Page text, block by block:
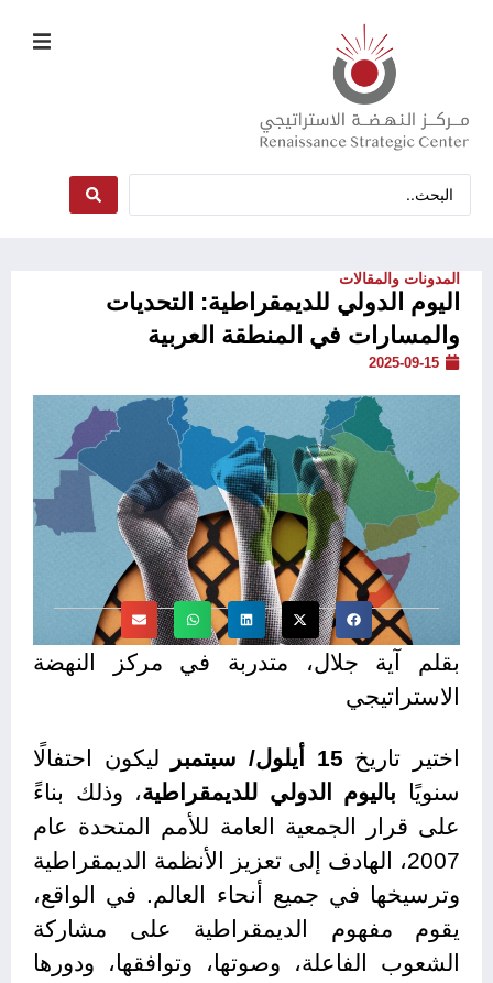
المدونات والمقالات
اليوم الدولي للديمقراطية: التحديات
والمسارات في المنطقة العربية
2025-09-15
بقلم آية جلال، متدربة في مركز النهضة
الاستراتيجي
اختير تاريخ 15 أيلول/ سبتمبر
ليكون احتفالًا
سنويًا باليوم الدولي للديمقراطية، وذلك بناءً
على قرار الجمعية العامة للأمم المتحدة عام
2007، الهادف إلى تعزيز الأنظمة الديمقراطية
وترسيخها في جميع أنحاء العالم. في الواقع،
يقوم مفهوم الديمقراطية على مشاركة
الشعوب الفاعلة، وصوتها، وتوافقها، ودورها